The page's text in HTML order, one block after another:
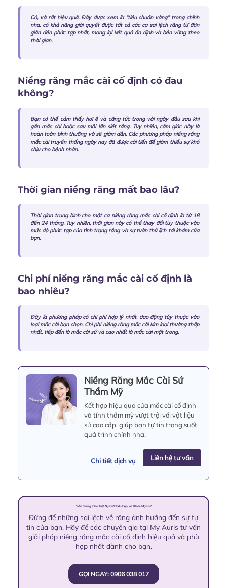
Có, và rất hiệu quả. Đây được xem là “tiêu chuẩn vàng” trong chỉnh
nha, có khả năng giải quyết được tất cả các ca sai lệch răng từ đơn
giản đến phức tạp nhất, mang lại kết quả ổn định và bền vững theo
thời gian.
Niềng răng mắc cài cố định có đau
không?
Bạn có thể cảm thấy hơi ê và căng tức trong vài ngày đầu sau khi
gắn mắc cài hoặc sau mỗi lần siết răng. Tuy nhiên, cảm giác này là
hoàn toàn bình thường và sẽ giảm dần. Các phương pháp niềng răng
mắc cài truyền thốngngày nay đã được cải tiến để giảm thiểu sự khó
chịu cho bệnh nhân.
Thời gian niềng răng mất bao lâu?
Thời gian trung bình cho một ca niềng răng mắc cài cố định là từ 18
đến 24 tháng. Tuy nhiên, thời gian này có thể thay đổi tùy thuộc vào
mức độ phức tạp của tình trạng răng và sự tuân thủ lịch tái khám của
bạn.
Chi phí niềng răng mắc cài cố định là
bao nhiêu?
Đây là phương pháp có chi phí hợp lý nhất, dao động tùy thuộc vào
loại mắc cài bạn chọn. Chi phí niềng răng mắc cài kim loạithường thấp
nhất, tiếp đến là mắc cài sứ và cao nhất là mắc cài mặt trong.
Niềng Răng Mắc Cài Sứ
Thẩm Mỹ
Kết hợp hiệu quả của mắc cài cố định
và tính thẩm mỹ vượt trội với vật liệu
sứ cao cấp, giúp bạn tự tin trong suốt
quá trình chỉnh nha.
Chi tiết dịch vụ Liên hệ tư vấn
Sẵn Sàng Cho Một Nụ Cười Đều Đẹp và Khỏe Mạnh?
Đừng để những sai lệch về răng ảnh hưởng đến sự tự
tin của bạn. Hãy để các chuyên gia tại My Auris tư vấn
giải pháp niềng răng mắc cài cố định hiệu quả và phù
hợp nhất dành cho bạn.
GỌI NGAY: 0906 038 017